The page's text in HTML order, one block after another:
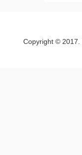
Copyright © 2017.